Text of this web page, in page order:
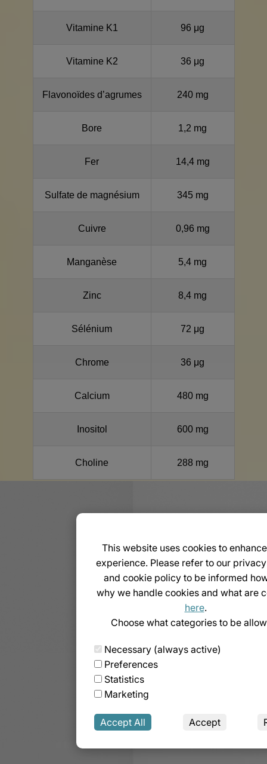
Vitamine K1 96 μg
Vitamine K2 36 μg
Flavonoïdes d’agrumes 240 mg
Bore 1,2 mg
Fer 14,4 mg
Sulfate de magnésium 345 mg
Cuivre 0,96 mg
Manganèse 5,4 mg
Zinc 8,4 mg
Sélénium 72 μg
Chrome 36 μg
Calcium 480 mg
Inositol 600 mg
Choline 288 mg
une vitamine vous est interdit,informez-nousen prioritéet
prévention de notre santé sont plus importantes que le
obtenir.
effet indésirable ou trouble lors de la prise des
Merci de nous en informer et contactez également
raison de la glucomannane, nécessite une quantité
3 verres d’eau immédiatement après la consommation.
Vous aimerez peut-être aussi…
This website uses cookies to
experience. Please refer to our
and cookie policy to be informed
why we handle cookies and what are
here.
Choose what categories to be
Necessary (always active)
Preferences
Statistics
Marketing
Accept All Accept